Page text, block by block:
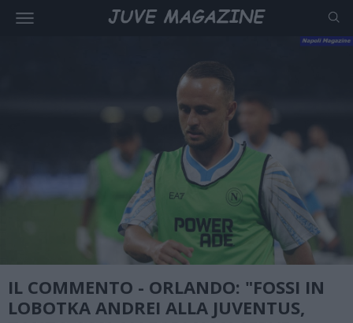
IL COMMENTO - ORLANDO: "FOSSI IN
LOBOTKA ANDREI ALLA JUVENTUS,